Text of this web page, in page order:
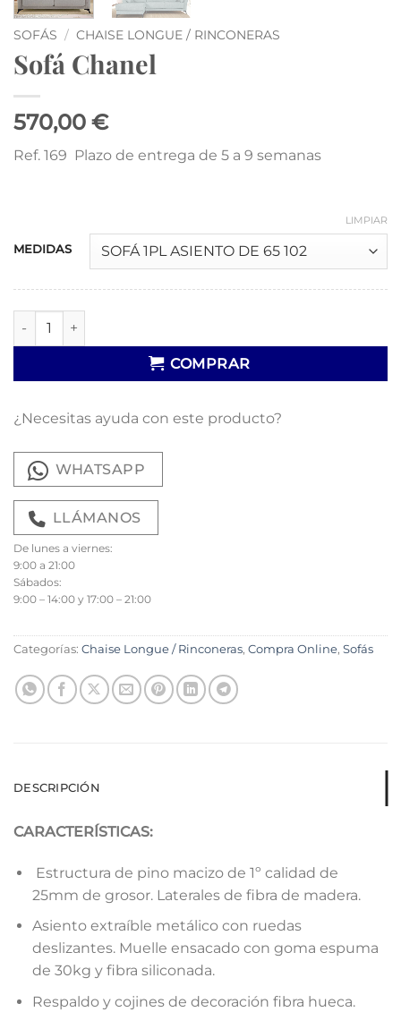
SOFÁS / CHAISE LONGUE / RINCONERAS
Sofá Chanel
570,00 €
Ref. 169 Plazo de entrega de 5 a 9 semanas
MEDIDAS
LIMPIAR
Sofá Chanel cantidad
COMPRAR
¿Necesitas ayuda con este producto?
WHATSAPP
LLÁMANOS
De lunes a viernes:
9:00 a 21:00
Sábados:
9:00 – 14:00 y 17:00 – 21:00
Categorías: Chaise Longue / Rinconeras, Compra Online, Sofás
DESCRIPCIÓN
CARACTERÍSTICAS:
Estructura de pino macizo de 1º calidad de
25mm de grosor. Laterales de fibra de madera.
Asiento extraíble metálico con ruedas
deslizantes. Muelle ensacado con goma espuma
de 30kg y fibra siliconada.
Respaldo y cojines de decoración fibra hueca.